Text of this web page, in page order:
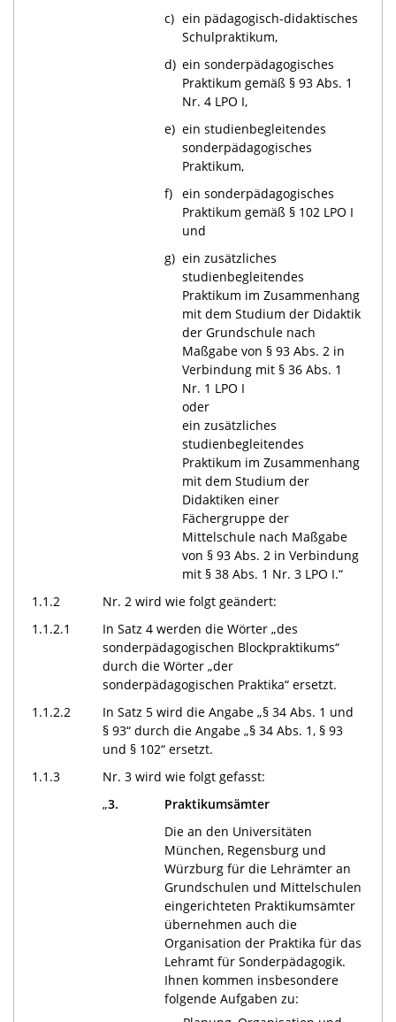
c) ein pädagogisch-didaktisches
Schulpraktikum,
d) ein sonderpädagogisches
Praktikum gemäß § 93 Abs. 1
Nr. 4 LPO I,
e) ein studienbegleitendes
sonderpädagogisches
Praktikum,
f) ein sonderpädagogisches
Praktikum gemäß § 102 LPO I
und
g) ein zusätzliches
studienbegleitendes
Praktikum im Zusammenhang
mit dem Studium der Didaktik
der Grundschule nach
Maßgabe von § 93 Abs. 2 in
Verbindung mit § 36 Abs. 1
Nr. 1 LPO I
oder
ein zusätzliches
studienbegleitendes
Praktikum im Zusammenhang
mit dem Studium der
Didaktiken einer
Fächergruppe der
Mittelschule nach Maßgabe
von § 93 Abs. 2 in Verbindung
mit § 38 Abs. 1 Nr. 3 LPO I.“
1.1.2
Nr. 2 wird wie folgt geändert:
1.1.2.1
In Satz 4 werden die Wörter „des
sonderpädagogischen Blockpraktikums“
durch die Wörter „der
sonderpädagogischen Praktika“ ersetzt.
1.1.2.2
In Satz 5 wird die Angabe „§ 34 Abs. 1 und
§ 93“ durch die Angabe „§ 34 Abs. 1, § 93
und § 102“ ersetzt.
1.1.3
Nr. 3 wird wie folgt gefasst:
„3.
Praktikumsämter
Die an den Universitäten
München, Regensburg und
Würzburg für die Lehrämter an
Grundschulen und Mittelschulen
eingerichteten Praktikumsämter
übernehmen auch die
Organisation der Praktika für das
Lehramt für Sonderpädagogik.
Ihnen kommen insbesondere
folgende Aufgaben zu: